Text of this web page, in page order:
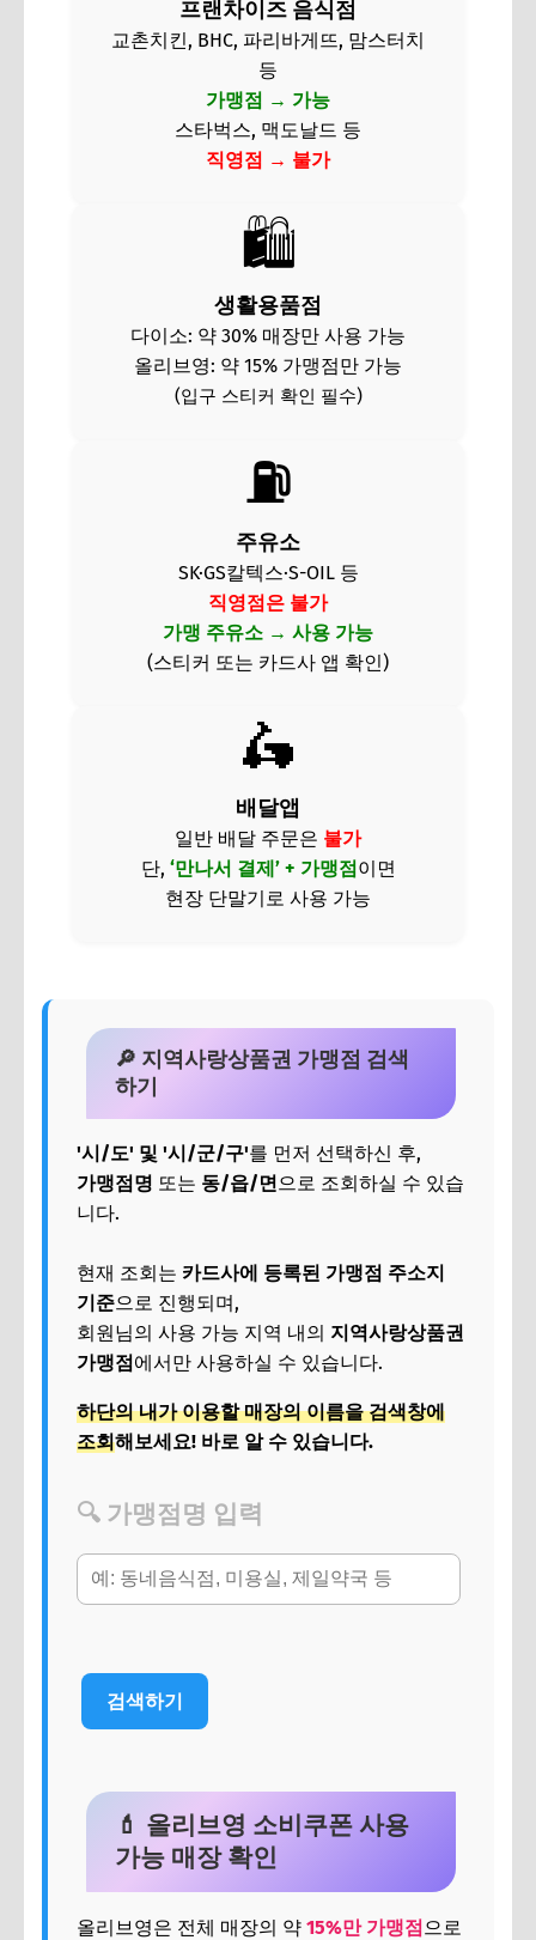
프랜차이즈 음식점
교촌치킨, BHC, 파리바게뜨, 맘스터치
등
가맹점 → 가능
스타벅스, 맥도날드 등
직영점 → 불가
🛍️
생활용품점
다이소: 약 30% 매장만 사용 가능
올리브영: 약 15% 가맹점만 가능
(입구 스티커 확인 필수)
⛽
주유소
SK·GS칼텍스·S-OIL 등
직영점은 불가
가맹 주유소 → 사용 가능
(스티커 또는 카드사 앱 확인)
🛵
배달앱
일반 배달 주문은 불가
단, ‘만나서 결제’ + 가맹점 이면
현장 단말기로 사용 가능
🔎 지역사랑상품권 가맹점 검색
하기
'시/도' 및 '시/군/구'를 먼저 선택하신 후,
가맹점명 또는 동/읍/면으로 조회하실 수 있습
니다.
현재 조회는 카드사에 등록된 가맹점 주소지
기준으로 진행되며,
회원님의 사용 가능 지역 내의 지역사랑상품권
가맹점 에서만 사용하실 수 있습니다.
하단의 내가 이용할 매장의 이름을 검색창에
조회해보세요! 바로 알 수 있습니다.
🔍 가맹점명 입력
검색하기
💄 올리브영 소비쿠폰 사용
가능 매장 확인
올리브영은 전체 매장의 약 15%만 가맹점으로